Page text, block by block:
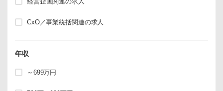
CxO／事業統括関連の求人
年収
～699万円